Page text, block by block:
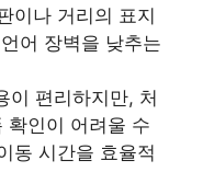
이나 거리의 표지
어 장벽을 낮추는
이 편리하지만, 처
확인이 어려울 수
동 시간을 효율적